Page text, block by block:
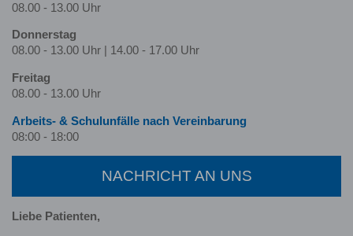
08.00 - 13.00 Uhr
Donnerstag
08.00 - 13.00 Uhr | 14.00 - 17.00 Uhr
Freitag
08.00 - 13.00 Uhr
Arbeits- & Schulunfälle nach Ver­ein­barung
08:00 - 18:00
NACHRICHT AN UNS
Liebe Patienten,